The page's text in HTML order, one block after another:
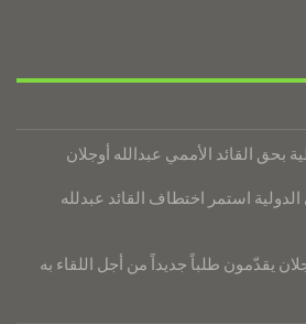
بحق القائد الأممي عبدالله أوجلان
استمر اختطاف القائد عبدلله
يقدّمون طلباً جديداً من أجل اللقاء به